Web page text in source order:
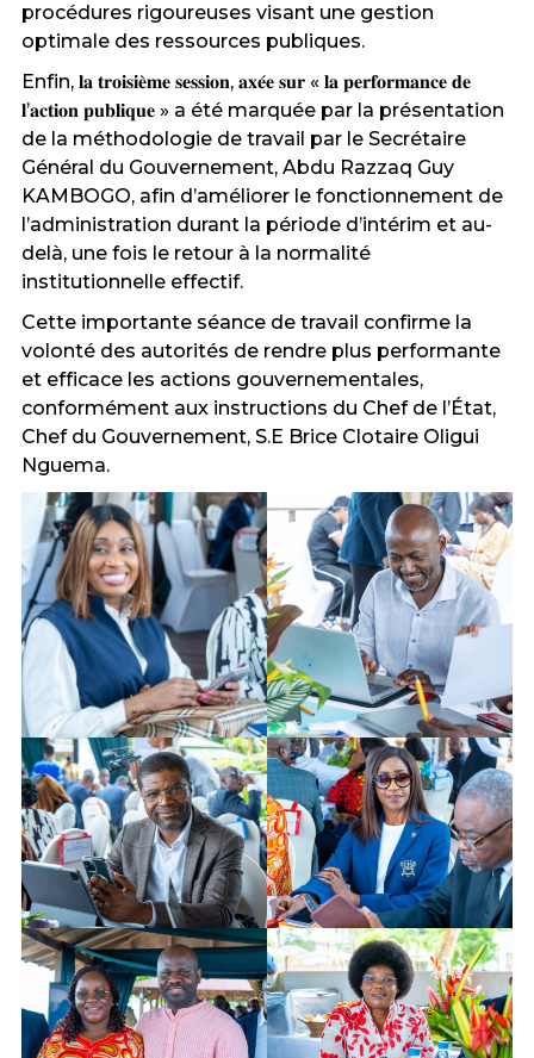
procédures rigoureuses visant une gestion
optimale des ressources publiques.
Enfin, 𝐥𝐚 𝐭𝐫𝐨𝐢𝐬𝐢𝐞̀𝐦𝐞 𝐬𝐞𝐬𝐬𝐢𝐨𝐧, 𝐚𝐱𝐞́𝐞 𝐬𝐮𝐫 « 𝐥𝐚 𝐩𝐞𝐫𝐟𝐨𝐫𝐦𝐚𝐧𝐜𝐞 𝐝𝐞
𝐥’𝐚𝐜𝐭𝐢𝐨𝐧 𝐩𝐮𝐛𝐥𝐢𝐪𝐮𝐞 » a été marquée par la présentation
de la méthodologie de travail par le Secrétaire
Général du Gouvernement, Abdu Razzaq Guy
KAMBOGO, afin d’améliorer le fonctionnement de
l’administration durant la période d’intérim et au-
delà, une fois le retour à la normalité
institutionnelle effectif.
Cette importante séance de travail confirme la
volonté des autorités de rendre plus performante
et efficace les actions gouvernementales,
conformément aux instructions du Chef de l’État,
Chef du Gouvernement, S.E Brice Clotaire Oligui
Nguema.